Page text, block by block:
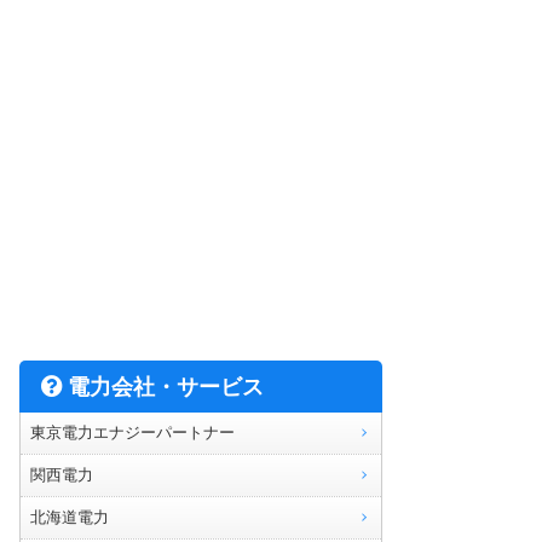
電力会社・サービス
東京電力エナジーパートナー
関西電力
北海道電力